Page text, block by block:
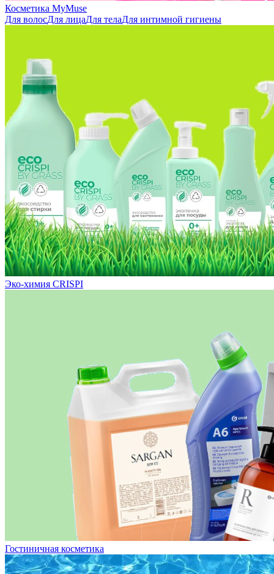
Косметика MyMuse
Для волосДля лицаДля телаДля интимной гигиены
Эко-химия CRISPI
Гостиничная косметика